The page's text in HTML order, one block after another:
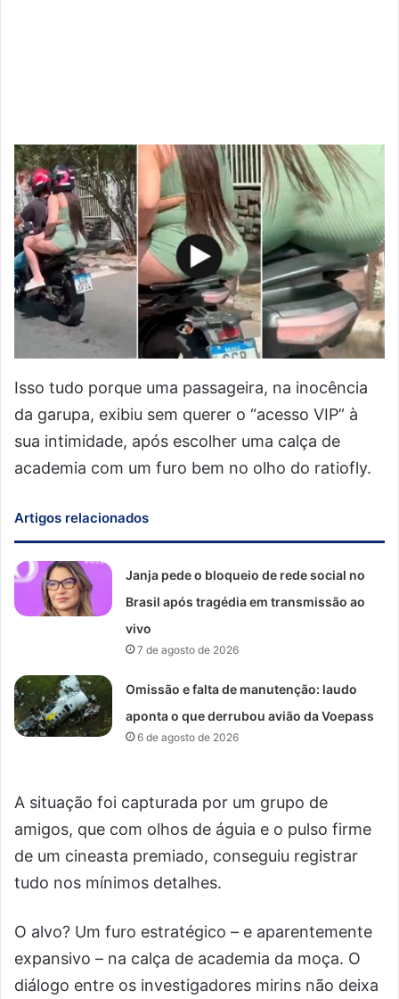
Isso tudo porque uma passageira, na inocência
da garupa, exibiu sem querer o “acesso VIP” à
sua intimidade, após escolher uma calça de
academia com um furo bem no olho do ratiofly.
Artigos relacionados
Janja pede o bloqueio de rede social no
Brasil após tragédia em transmissão ao
vivo
7 de agosto de 2026
Omissão e falta de manutenção: laudo
aponta o que derrubou avião da Voepass
6 de agosto de 2026
A situação foi capturada por um grupo de
amigos, que com olhos de águia e o pulso firme
de um cineasta premiado, conseguiu registrar
tudo nos mínimos detalhes.
O alvo? Um furo estratégico – e aparentemente
expansivo – na calça de academia da moça. O
diálogo entre os investigadores mirins não deixa